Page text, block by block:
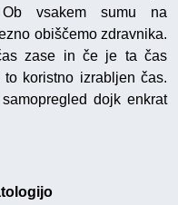
Ob vsakem sumu na
obiščemo zdravnika.
zase in če je ta čas
koristno izrabljen čas.
dojk enkrat